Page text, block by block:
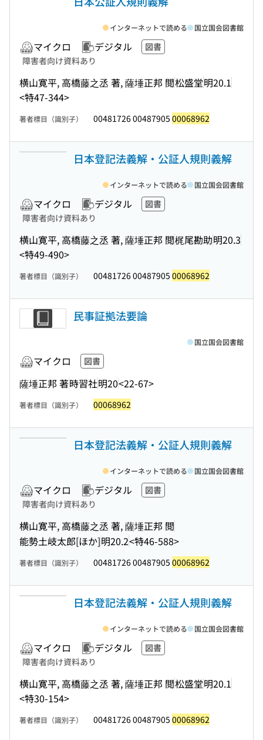
マイクロ デジタル
図書
障害者向け資料あり
横山寛平, 高橋藤之丞 著, 薩埵正邦 閲松盛堂明20.1
<特47-344>
インターネットで読める 国立国会図書館
著者標目（識別子） 00481726 00487905 00068962
日本登記法義解・公証人規則義解
マイクロ デジタル
図書
障害者向け資料あり
横山寛平, 高橋藤之丞 著, 薩埵正邦 閲梶尾勘助明20.3
<特49-490>
インターネットで読める 国立国会図書館
著者標目（識別子） 00481726 00487905 00068962
民事証拠法要論
マイクロ 図書
薩埵正邦 著時習社明20<22-67>
国立国会図書館
著者標目（識別子） 00068962
日本登記法義解・公証人規則義解
マイクロ デジタル
図書
障害者向け資料あり
横山寛平, 高橋藤之丞 著, 薩埵正邦 閲
能勢土岐太郎[ほか]明20.2<特46-588>
インターネットで読める 国立国会図書館
著者標目（識別子） 00481726 00487905 00068962
日本登記法義解・公証人規則義解
マイクロ デジタル
図書
障害者向け資料あり
横山寛平, 高橋藤之丞 著, 薩埵正邦 閲松盛堂明20.1
<特30-154>
インターネットで読める 国立国会図書館
著者標目（識別子） 00481726 00487905 00068962